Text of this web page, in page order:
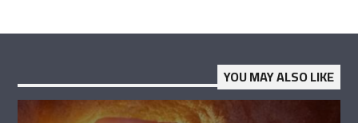
YOU MAY ALSO LIKE